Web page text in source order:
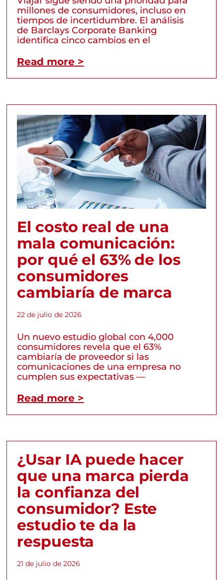
millones de consumidores, incluso en
tiempos de incertidumbre. El análisis
de Barclays Corporate Banking
identifica cinco cambios en el
Read more >
El costo real de una
mala comunicación:
por qué el 63% de los
consumidores
cambiaría de marca
22 de julio de 2026
Un nuevo estudio global con 4,000
consumidores revela que el 63%
cambiaría de proveedor si las
comunicaciones de una empresa no
cumplen sus expectativas —
Read more >
¿Usar IA puede hacer
que una marca pierda
la confianza del
consumidor? Este
estudio te da la
respuesta
21 de julio de 2026